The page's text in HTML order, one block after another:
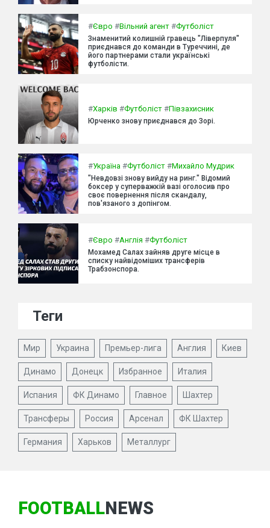
#Євро #Вільний агент #Футболіст
Знаменитий колишній гравець "Ліверпуля"
приєднався до команди в Туреччині, де
його партнерами стали українські
футболісти.
#Харків #Футболіст #Півзахисник
Юрченко знову приєднався до Зорі.
#Україна #Футболіст #Михайло Мудрик
"Невдовзі знову вийду на ринг." Відомий
боксер у суперважкій вазі оголосив про
своє повернення після скандалу,
пов'язаного з допінгом.
#Євро #Англія #Футболіст
Мохамед Салах зайняв друге місце в
списку найвідоміших трансферів
Трабзонспора.
Теги
Мир Украина Премьер-лига Англия Киев
Динамо Донецк Избранное Италия
Испания ФК Динамо Главное Шахтер
Трансферы Россия Арсенал ФК Шахтер
Германия Харьков Металлург
FOOTBALLNEWS